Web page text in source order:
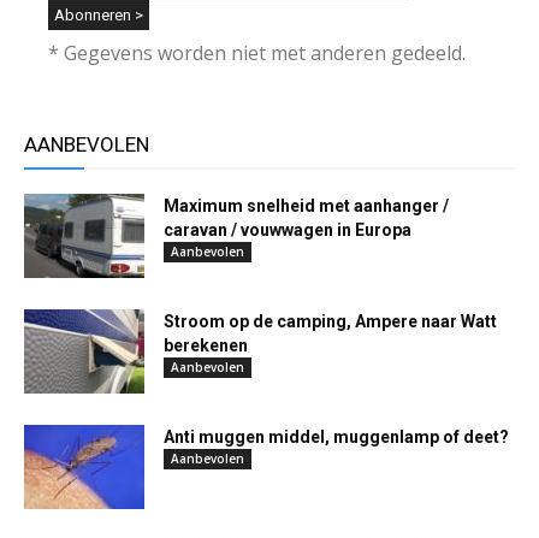
* Gegevens worden niet met anderen gedeeld.
AANBEVOLEN
Maximum snelheid met aanhanger /
caravan / vouwwagen in Europa
Aanbevolen
Stroom op de camping, Ampere naar Watt
berekenen
Aanbevolen
Anti muggen middel, muggenlamp of deet?
Aanbevolen